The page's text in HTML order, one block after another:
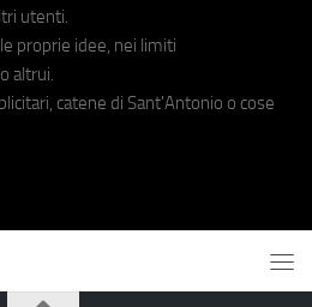
utenti.
proprie idee, nei limiti
altrui.
catene di Sant'Antonio o cose